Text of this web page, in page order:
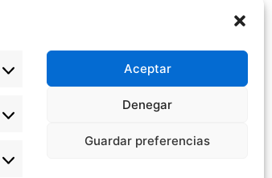
Preferencias
Estadísticas
Aceptar
Denegar
Guardar preferencias